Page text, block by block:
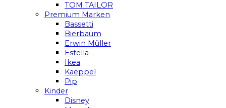
TOM TAILOR
Premium Marken
Bassetti
Bierbaum
Erwin Müller
Estella
Ikea
Kaeppel
Pip
Kinder
Disney